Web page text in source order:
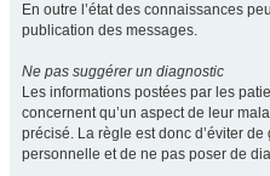
En outre l’état des connaissances
publication des messages.
Ne pas suggérer un diagnostic
Les informations postées par les
concernent qu’un aspect de leur
précisé. La règle est donc d’éviter
personnelle et de ne pas poser de